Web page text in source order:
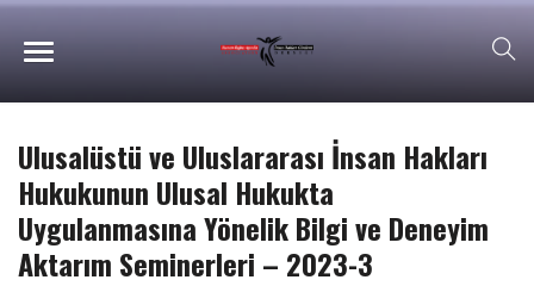
Ulusalüstü ve Uluslararası İnsan Hakları
Hukukunun Ulusal Hukukta
Uygulanmasına Yönelik Bilgi ve Deneyim
Aktarım Seminerleri – 2023-3